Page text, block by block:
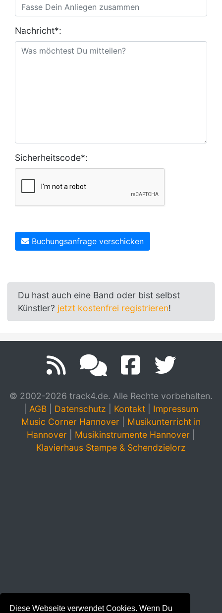
Diese Webseite verwendet Cookies. Wenn Du
Nachricht*:
Sicherheitscode*:
Buchungsanfrage verschicken
Du hast auch eine Band oder bist selbst
Künstler? jetzt kostenfrei registrieren!
© 2002-2026 track4.de. Alle Rechte vorbehalten.
AGB Datenschutz Kontakt
Impressum
Music Corner Hannover
Musikunterricht in
Hannover
Musikinstrumente Hannover
Klavierhaus Stampe & Schendzielorz